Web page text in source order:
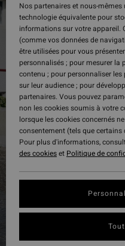
Nos partenaires et nous-
technologie équivalente pour
informations sur votre appareil.
(comme vos données de
être utilisées pour vous
personnalisés ; pour mesurer
contenu ; pour personnaliser
sur leur audience ; pour
partenaires. Vous pouvez
non les cookies soumis à votre
lorsque les cookies concernés
consentement (tels que certains
Pour plus d'informations,
des cookieset Politique de